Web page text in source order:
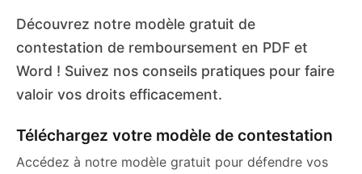
Découvrez notre modèle gratuit de
contestation de remboursement en PDF et
Word ! Suivez nos conseils pratiques pour faire
valoir vos droits efficacement.
Téléchargez votre modèle de contestation
Accédez à notre modèle gratuit pour défendre vos